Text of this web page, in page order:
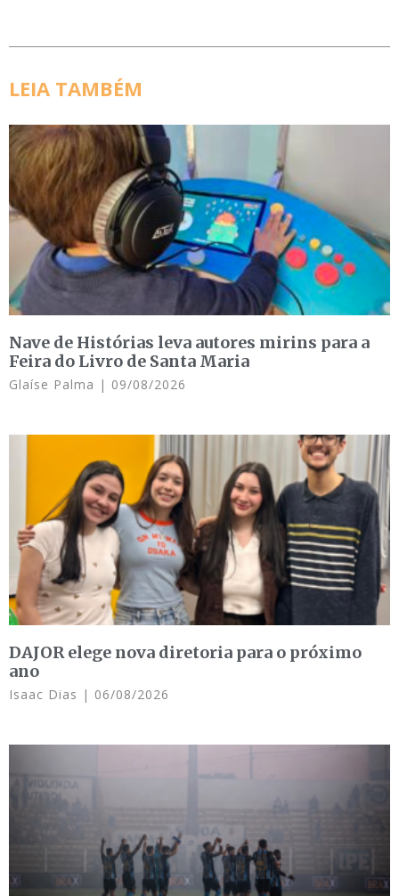
LEIA TAMBÉM
Nave de Histórias leva autores mirins para a
Feira do Livro de Santa Maria
Glaíse Palma 09/08/2026
DAJOR elege nova diretoria para o próximo
ano
Isaac Dias 06/08/2026